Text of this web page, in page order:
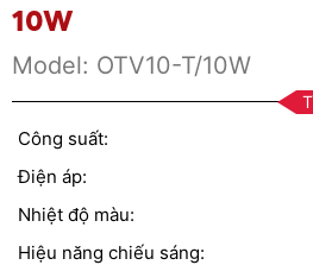
10W
Model: OTV10-T/10W
Công suất:
Điện áp:
Nhiệt độ màu:
Hiệu năng chiếu sáng: